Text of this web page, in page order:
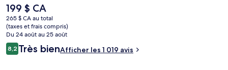
points saillants suivants : Palais et Bourse d'Amsterdam. Les autres
voyageurs adorent le personnel serviable et l’emplacement central.
Le transport en commun se trouve à quelques minutes de marche :
Arrêt de tram Dam est à quelques pas et Paleisstraat Tram Stop se
trouve à 4 minutes.
Le
prix
actuel
est
de 199 $ CA
199 $ CA
265 $ CA au total
(taxes et frais compris)
Du 24 août au 25 août
Avis
8,28,2 sur 10 –
Très bienAfficher les 1 019 avis